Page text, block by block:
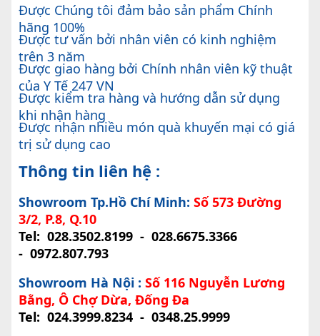
Được Chúng tôi đảm bảo sản phẩm Chính
hãng 100%
Được tư vấn bởi nhân viên có kinh nghiệm
trên 3 năm
Được giao hàng bởi Chính nhân viên kỹ thuật
của Y Tế 247 VN
Được kiểm tra hàng và hướng dẫn sử dụng
khi nhận hàng
Được nhận nhiều món quà khuyến mại có giá
trị sử dụng cao
Thông tin liên hệ :
Showroom Tp.Hồ Chí Minh: Số 573 Đường
3/2, P.8, Q.10
Tel: 028.3502.8199- 028.6675.3366
- 0972.807.793
Showroom Hà Nội : Số 116 Nguyễn Lương
Bằng, Ô Chợ Dừa, Đống Đa
Tel: 024.3999.8234- 0348.25.9999